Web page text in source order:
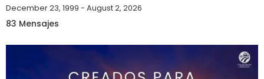
December 23, 1999 - August 2, 2026
83 Mensajes